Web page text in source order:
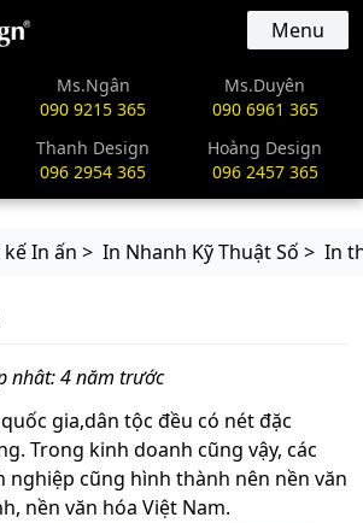
Menu
Ms.Ngân
090 9215 365
Ms.Duyên
090 6961 365
Thanh Design
096 2954 365
Hoàng Design
096 2457 365
In ấn > In Nhanh Kỹ Thuật Số > In
nhât: 4 năm trước
gia,dân tộc đều có nét đặc
Trong kinh doanh cũng vậy, các
nghiệp cũng hình thành nên nền văn
nền văn hóa Việt Nam.